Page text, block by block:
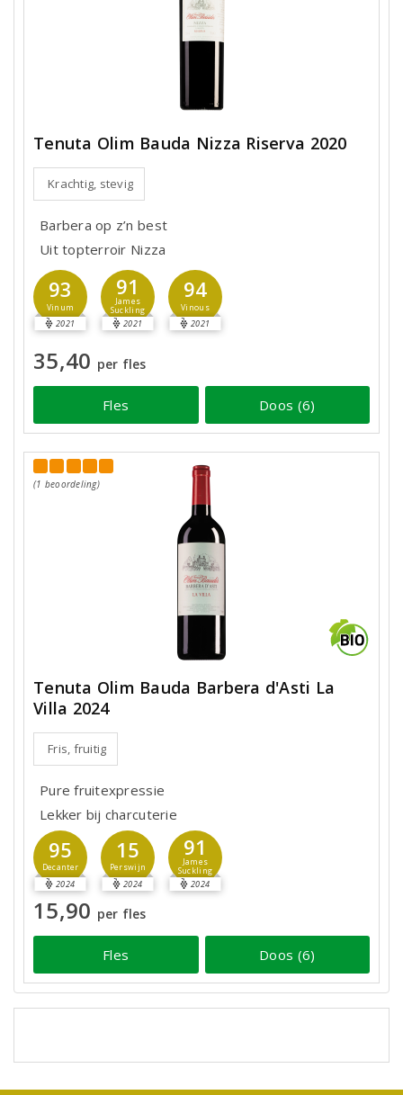
Tenuta Olim Bauda Nizza Riserva 2020
Krachtig, stevig
Barbera op z’n best
Uit topterroir Nizza
93
Vinum
2021
91
James
Suckling
2021
94
Vinous
2021
35,40 per fles
Fles Doos (6)
(1 beoordeling)
Tenuta Olim Bauda Barbera d'Asti La
Villa 2024
Fris, fruitig
Pure fruitexpressie
Lekker bij charcuterie
95
Decanter
2024
15
Perswijn
2024
91
James
Suckling
2024
15,90 per fles
Fles Doos (6)